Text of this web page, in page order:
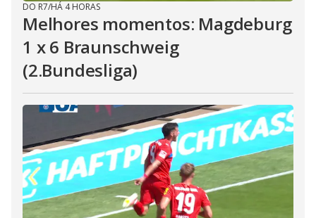
DO R7/HÁ 4 HORAS
Melhores momentos: Magdeburg
1 x 6 Braunschweig
(2.Bundesliga)